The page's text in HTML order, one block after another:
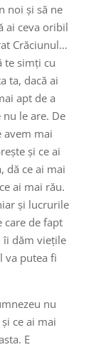
noi și să ne
ai ceva oribil
Crăciunul…
te simți cu
ta, dacă ai
apt de a
nu le are. De
avem mai
și ce ai
dă ce ai mai
ai mai rău.
și lucrurile
care de fapt
îi dăm viețile
va putea fi
nu
ce ai mai
E